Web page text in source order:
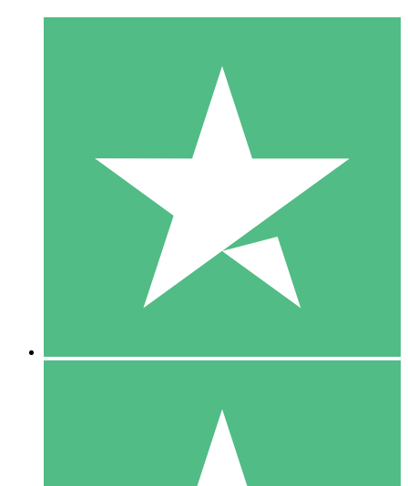
Pacotes de Créditos Individuais
Pague conforme o uso com créditos de download. Sem
1000
10 Downloads
20 00